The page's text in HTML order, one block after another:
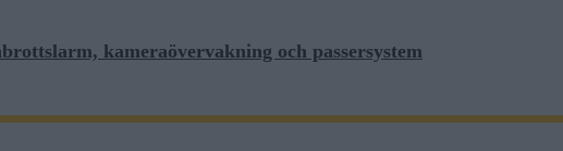
kameraövervakning och passersystem